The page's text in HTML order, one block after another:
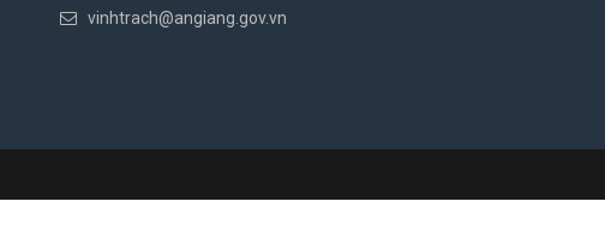
vinhtrach@angiang.gov.vn